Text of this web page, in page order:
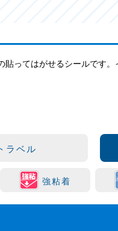
ってはがせるシールです
ラベル
強粘着